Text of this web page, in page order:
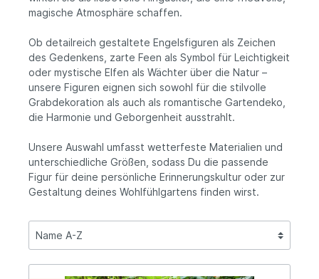
magische Atmosphäre schaffen.
Ob detailreich gestaltete Engelsfiguren als Zeichen
des Gedenkens, zarte Feen als Symbol für Leichtigkeit
oder mystische Elfen als Wächter über die Natur –
unsere Figuren eignen sich sowohl für die stilvolle
Grabdekoration als auch als romantische Gartendeko,
die Harmonie und Geborgenheit ausstrahlt.
Unsere Auswahl umfasst wetterfeste Materialien und
unterschiedliche Größen, sodass Du die passende
Figur für deine persönliche Erinnerungskultur oder zur
Gestaltung deines Wohlfühlgartens finden wirst.